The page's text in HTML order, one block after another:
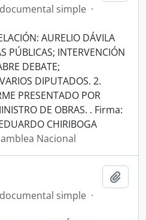
simple ·
AURELIO DÁVILA
PÚBLICAS; INTERVENCIÓN
DEBATE;
DIPUTADOS. 2.
PRESENTADO POR
DE OBRAS. . Firma:
CHIRIBOGA
Nacional
simple ·